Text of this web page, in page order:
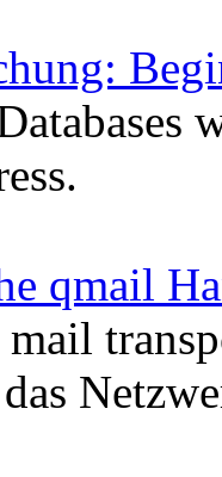
qmail